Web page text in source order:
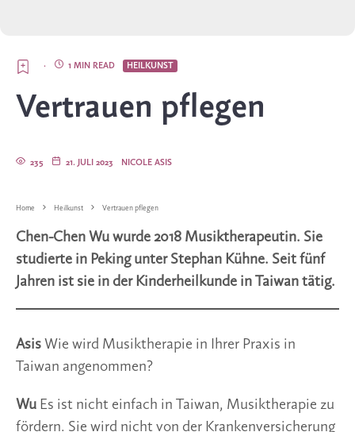
HEILKUNST
1 MIN READ
·
Vertrauen pflegen
NICOLE ASIS
21. JULI 2023
235
Home Heilkunst Vertrauen pflegen
Chen-Chen Wu wurde 2018 Musiktherapeutin. Sie
studierte in Peking unter Stephan Kühne. Seit fünf
Jahren ist sie in der Kinderheilkunde in Taiwan tätig.
Asis Wie wird Musiktherapie in Ihrer Praxis in
Taiwan angenommen?
Wu Es ist nicht einfach in Taiwan, Musiktherapie zu
fördern. Sie wird nicht von der Krankenversicherung